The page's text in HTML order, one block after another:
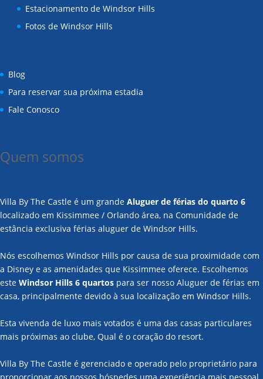
Estacionamento de Windsor Hills
Fotos de Windsor Hills
Blog
Para reservar sua próxima estadia
Fale Conosco
Quem somos
Villa By The Castle é um grande Aluguer de férias do quarto 6
localizado em Kissimmee / Orlando área, na Comunidade de
estância exclusiva férias aluguer de Windsor Hills.
Nós escolhemos Windsor Hills por causa de sua proximidade com
a Disney e as amenidades que Kissimmee oferece. Escolhemos
este Windsor Hills 6 quartos para ser nosso Aluguer de férias em
casa, principalmente devido à sua localização em Windsor Hills.
Esta vivenda de luxo mais votados é uma das casas particulares
mais próximas ao clube, Qual é o coração do resort.
Villa By The Castle é gerenciado e operado pelo proprietário para
proporcionar aos nossos hóspedes uma experiência mais pessoal.